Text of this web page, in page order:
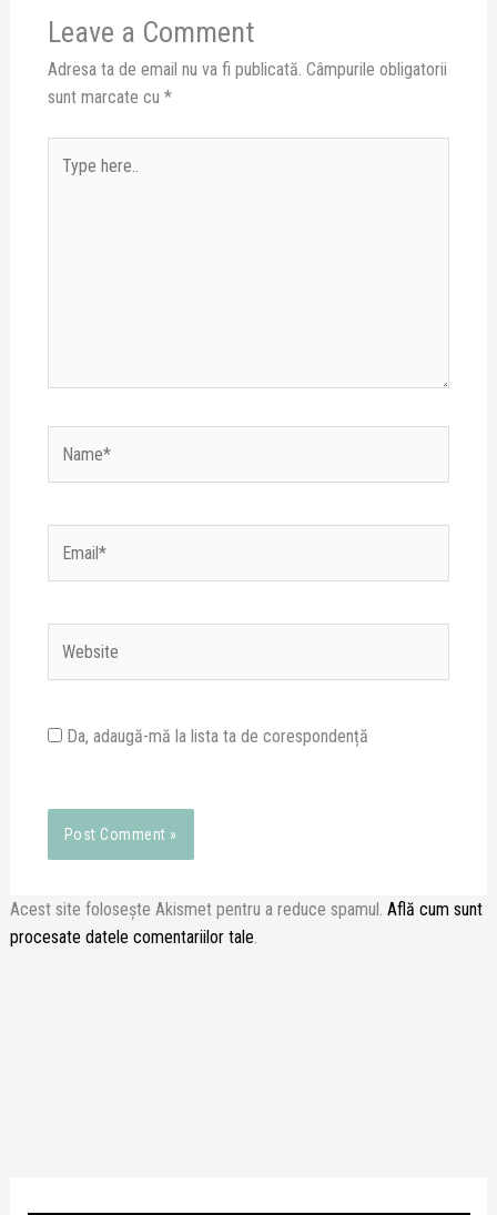
Leave a Comment
Adresa ta de email nu va fi publicată. Câmpurile obligatorii
sunt marcate cu *
here..
Da, adaugă-mă la lista ta de corespondență
Acest site folosește Akismet pentru a reduce spamul. Află cum sunt
procesate datele comentariilor tale